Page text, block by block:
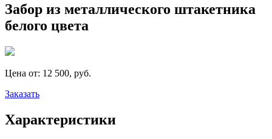
Забор из металлического штакетника
белого цвета
Цена от: 12 500, руб.
Заказать
Характеристики